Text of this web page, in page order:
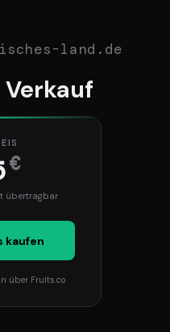
land.de
€
übertragbar
kaufen
über Fruits.co